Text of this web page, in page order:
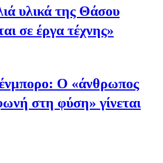
υλικά της Θάσου
σε έργα τέχνης»
Ο «άνθρωπος
στη φύση» γίνεται